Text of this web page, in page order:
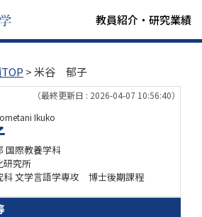
教員紹介・研究業績
> 米谷 郁子
（最終更新日 : 2026-04-07 10:56:40）
Ikuko
国際教養学科
研究所
科 文学言語学専攻 博士後期課程